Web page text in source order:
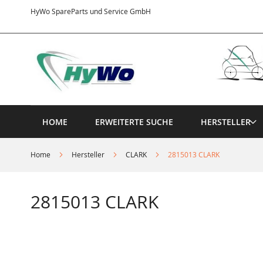
HyWo SpareParts und Service GmbH
Inhalt
HOME ERWEITERTE SUCHE HERSTELLER
Home Hersteller CLARK 2815013 CLARK
2815013 CLARK